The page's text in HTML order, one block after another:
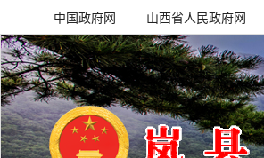
中国政府网 山西省人民政府网